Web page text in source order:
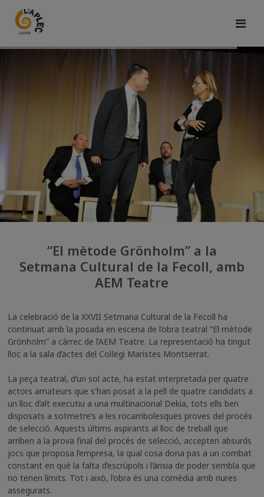
“El mètode Grönholm” a la
Setmana Cultural de la Fecoll, amb
AEM Teatre
La celebració de la XXVII Setmana Cultural de la Fecoll ha
continuat amb la posada en escena de l’obra teatral “El mètode
Grönholm” a càrrec de l’AEM Teatre. La representació ha tingut
lloc a la sala d’actes del Col·legi Maristes Montserrat.
La peça teatral, d’un sol acte, ha estat interpretada per quatre
actors amateurs que s'han posat a la pell de quatre candidats a
un lloc d’alt executiu a una multinacional Dekia, tots ells ben
disposats a sotmetre’s a les rocambolesques proves del procés
de selecció. Aquests últims aspirants al lloc de treball que
arriben a la prova final del procés de selecció, accepten absurds
jocs que proposa l’empresa, la qual cosa dona pas a un combat
constant en què la falta d’escrúpols i l’ànsia de poder sembla que
no tenen límits. Tot i això, l’obra és una comèdia amb riures
assegurats.